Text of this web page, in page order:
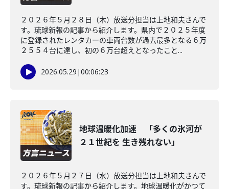
２０２６年５月２８日（木）放送分担当は上地和夫さんで
す。琉球新報の記事から紹介します。県内で２０２５年度
に登録されたレンタカーの車両台数が過去最多となる６万
２５５４台に達し、初の６万台超えとなったこと...
2026.05.29 |00:06:23
地球温暖化加速 「多くの氷河が
２１世紀を 生き残れない」
２０２６年５月２７日（水）放送分担当は上地和夫さんで
す。琉球新報の記事から紹介します。地球温暖化がかつて